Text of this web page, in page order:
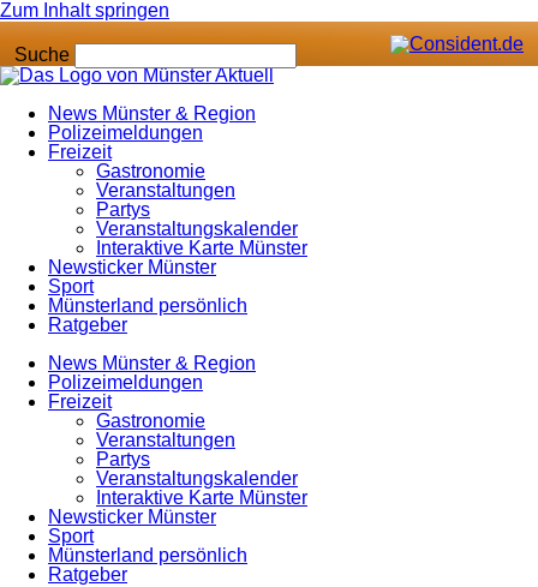
Zum Inhalt springen
Suche
News Münster & Region
Polizeimeldungen
Freizeit
Gastronomie
Veranstaltungen
Partys
Veranstaltungskalender
Interaktive Karte Münster
Newsticker Münster
Sport
Münsterland persönlich
Ratgeber
News Münster & Region
Polizeimeldungen
Freizeit
Gastronomie
Veranstaltungen
Partys
Veranstaltungskalender
Interaktive Karte Münster
Newsticker Münster
Sport
Münsterland persönlich
Ratgeber
Anzeige